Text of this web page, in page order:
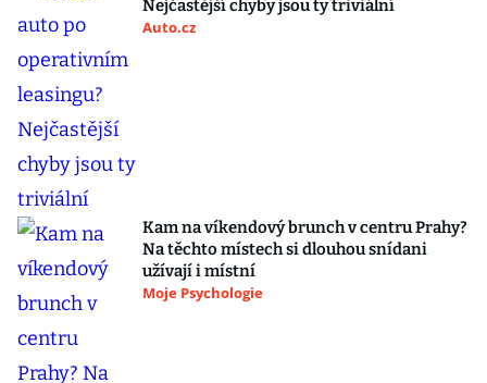
Nejčastější chyby jsou ty triviální
Auto.cz
Kam na víkendový brunch v centru Prahy?
Na těchto místech si dlouhou snídani
užívají i místní
Moje Psychologie